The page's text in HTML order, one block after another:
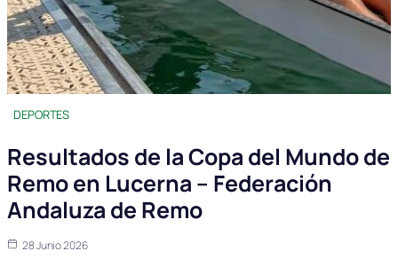
DEPORTES
Resultados de la Copa del Mundo de
Remo en Lucerna – Federación
Andaluza de Remo
28 Junio 2026